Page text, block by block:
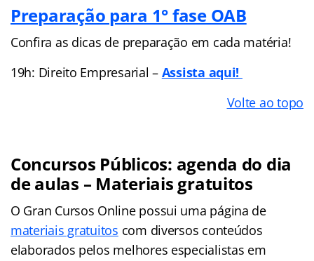
Preparação para 1° fase OAB
Confira as dicas de preparação em cada matéria!
19h: Direito Empresarial – Assista aqui!
Volte ao topo
Concursos Públicos: agenda do dia
de aulas – Materiais gratuitos
O Gran Cursos Online possui uma página de
materiais gratuitos com diversos conteúdos
elaborados pelos melhores especialistas em